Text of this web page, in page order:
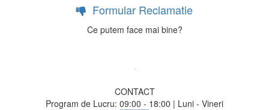
Formular Reclamatie
Ce putem face mai bine?
CONTACT
Program de Lucru: 09:00 - 18:00 | Luni - Vineri